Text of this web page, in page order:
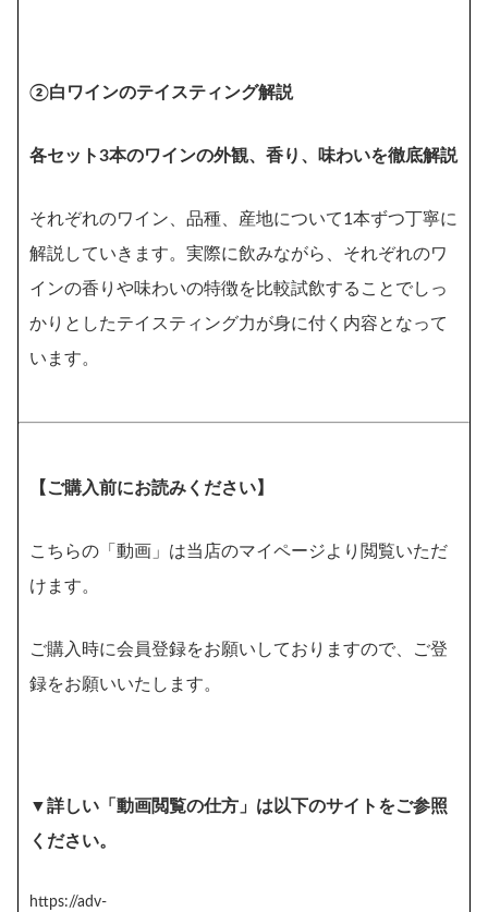
②白ワインのテイスティング解説
各セット3本のワインの外観、香り、味わいを徹底解説
それぞれのワイン、品種、産地について1本ずつ丁寧に
解説していきます。実際に飲みながら、それぞれのワ
インの香りや味わいの特徴を比較試飲することでしっ
かりとしたテイスティング力が身に付く内容となって
います。
【ご購入前にお読みください】
こちらの「動画」は当店のマイページより閲覧いただ
けます。
ご購入時に会員登録をお願いしておりますので、ご登
録をお願いいたします。
▼詳しい「動画閲覧の仕方」は以下のサイトをご参照
ください。
https://adv-